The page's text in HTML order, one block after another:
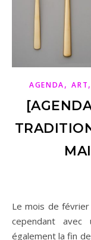
AGENDA,ART
Le mois de février va être riche en événements ! Je le dis
cependant
également la fin